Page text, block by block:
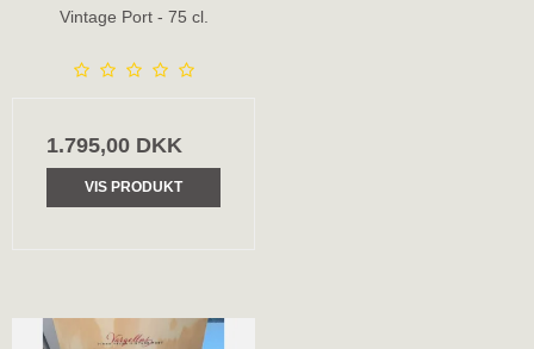
Vintage Port - 75 cl.
1.795,00 DKK
VIS PRODUKT